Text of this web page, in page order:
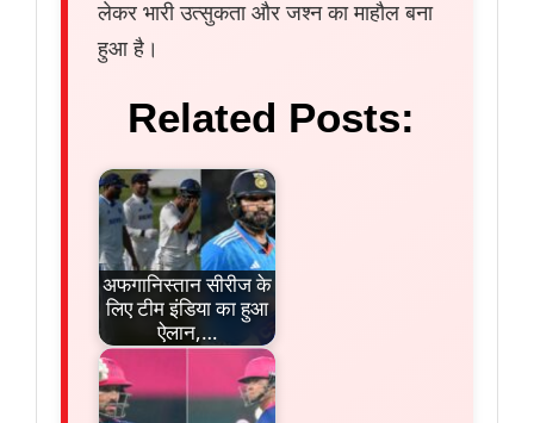
लेकर भारी उत्सुकता और जश्न का माहौल बना
हुआ है।
Related Posts:
अफगानिस्तान सीरीज के
लिए टीम इंडिया का हुआ
ऐलान,…